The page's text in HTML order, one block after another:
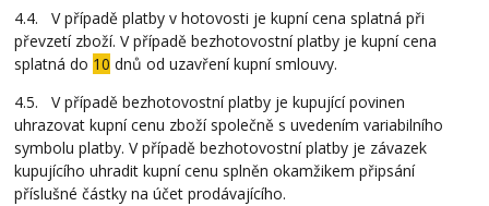
4.4. V případě platby v hotovosti je kupní cena splatná při
převzetí zboží. V případě bezhotovostní platby je kupní cena
splatná do 10 dnů od uzavření kupní smlouvy.
4.5. V případě bezhotovostní platby je kupující povinen
uhrazovat kupní cenu zboží společně s uvedením variabilního
symbolu platby. V případě bezhotovostní platby je závazek
kupujícího uhradit kupní cenu splněn okamžikem připsání
příslušné částky na účet prodávajícího.